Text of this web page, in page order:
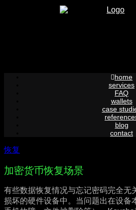
home
services
FAQ
wallets
case
blog
contact
恢复
加密货币恢复场景
有些数据恢复情况与忘记密码完全
损坏的硬件设备中。当问题出在设备